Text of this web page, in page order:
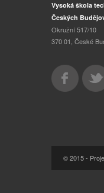
Vysoká škola
Českých
Okružní 517/10
370 01, České
© 2015 -